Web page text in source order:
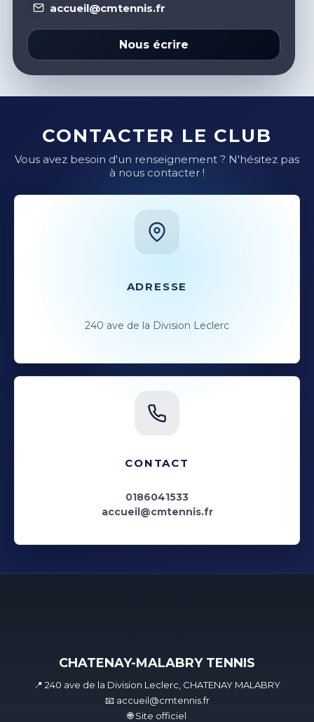
accueil@cmtennis.fr
Nous écrire
CONTACTER LE CLUB
Vous avez besoin d'un renseignement ? N'hésitez pas
à nous contacter !
ADRESSE
240 ave de la Division Leclerc
CONTACT
0186041533
accueil@cmtennis.fr
CHATENAY-MALABRY TENNIS
📍 240 ave de la Division Leclerc, CHATENAY MALABRY
📧 accueil@cmtennis.fr
🌐 Site officiel